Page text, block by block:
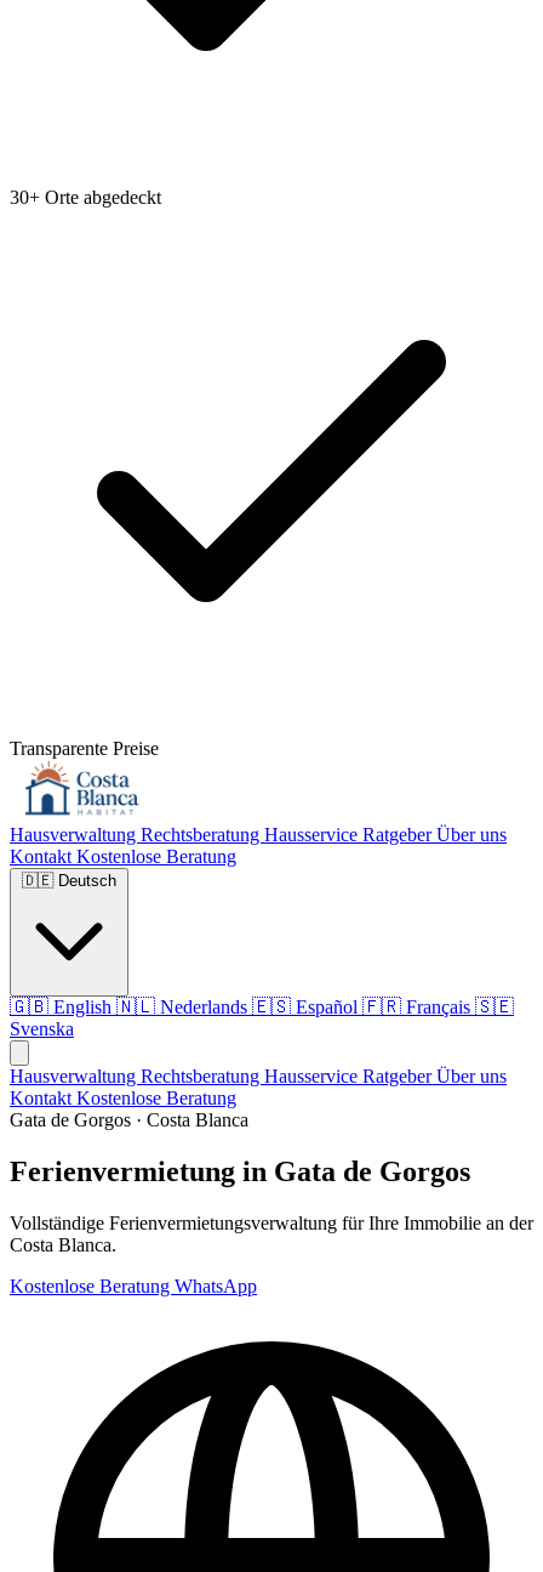
30+ Orte abgedeckt
Transparente Preise
Hausverwaltung Rechtsberatung Hausservice RatgeberÜber uns
Kontakt Kostenlose Beratung
🇩🇪 Deutsch
🇬🇧 English 🇳🇱 Nederlands 🇪🇸 Español 🇫🇷 Français 🇸🇪
Svenska
Hausverwaltung Rechtsberatung Hausservice RatgeberÜber uns
Kontakt Kostenlose Beratung
Gata de Gorgos · Costa Blanca
Ferienvermietung in Gata de Gorgos
Vollständige Ferienvermietungsverwaltung für Ihre Immobilie an der
Costa Blanca.
Kostenlose Beratung WhatsApp